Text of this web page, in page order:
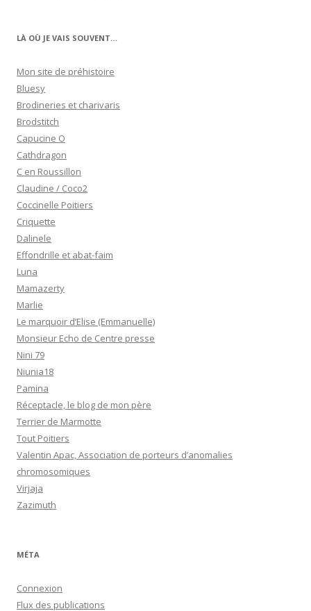
LÀ OÙ JE VAIS SOUVENT…
Mon site de préhistoire
Bluesy
Brodineries et charivaris
Brodstitch
Capucine O
Cathdragon
C en Roussillon
Claudine / Coco2
Coccinelle Poitiers
Criquette
Dalinele
Effondrille et abat-faim
Luna
Mamazerty
Marlie
Le marquoir d’Elise (Emmanuelle)
Monsieur Echo de Centre presse
Nini 79
Niunia18
Pamina
Réceptacle, le blog de mon père
Terrier de Marmotte
Tout Poitiers
Valentin Apac, Association de porteurs d’anomalies
chromosomiques
Virjaja
Zazimuth
MÉTA
Connexion
Flux des publications